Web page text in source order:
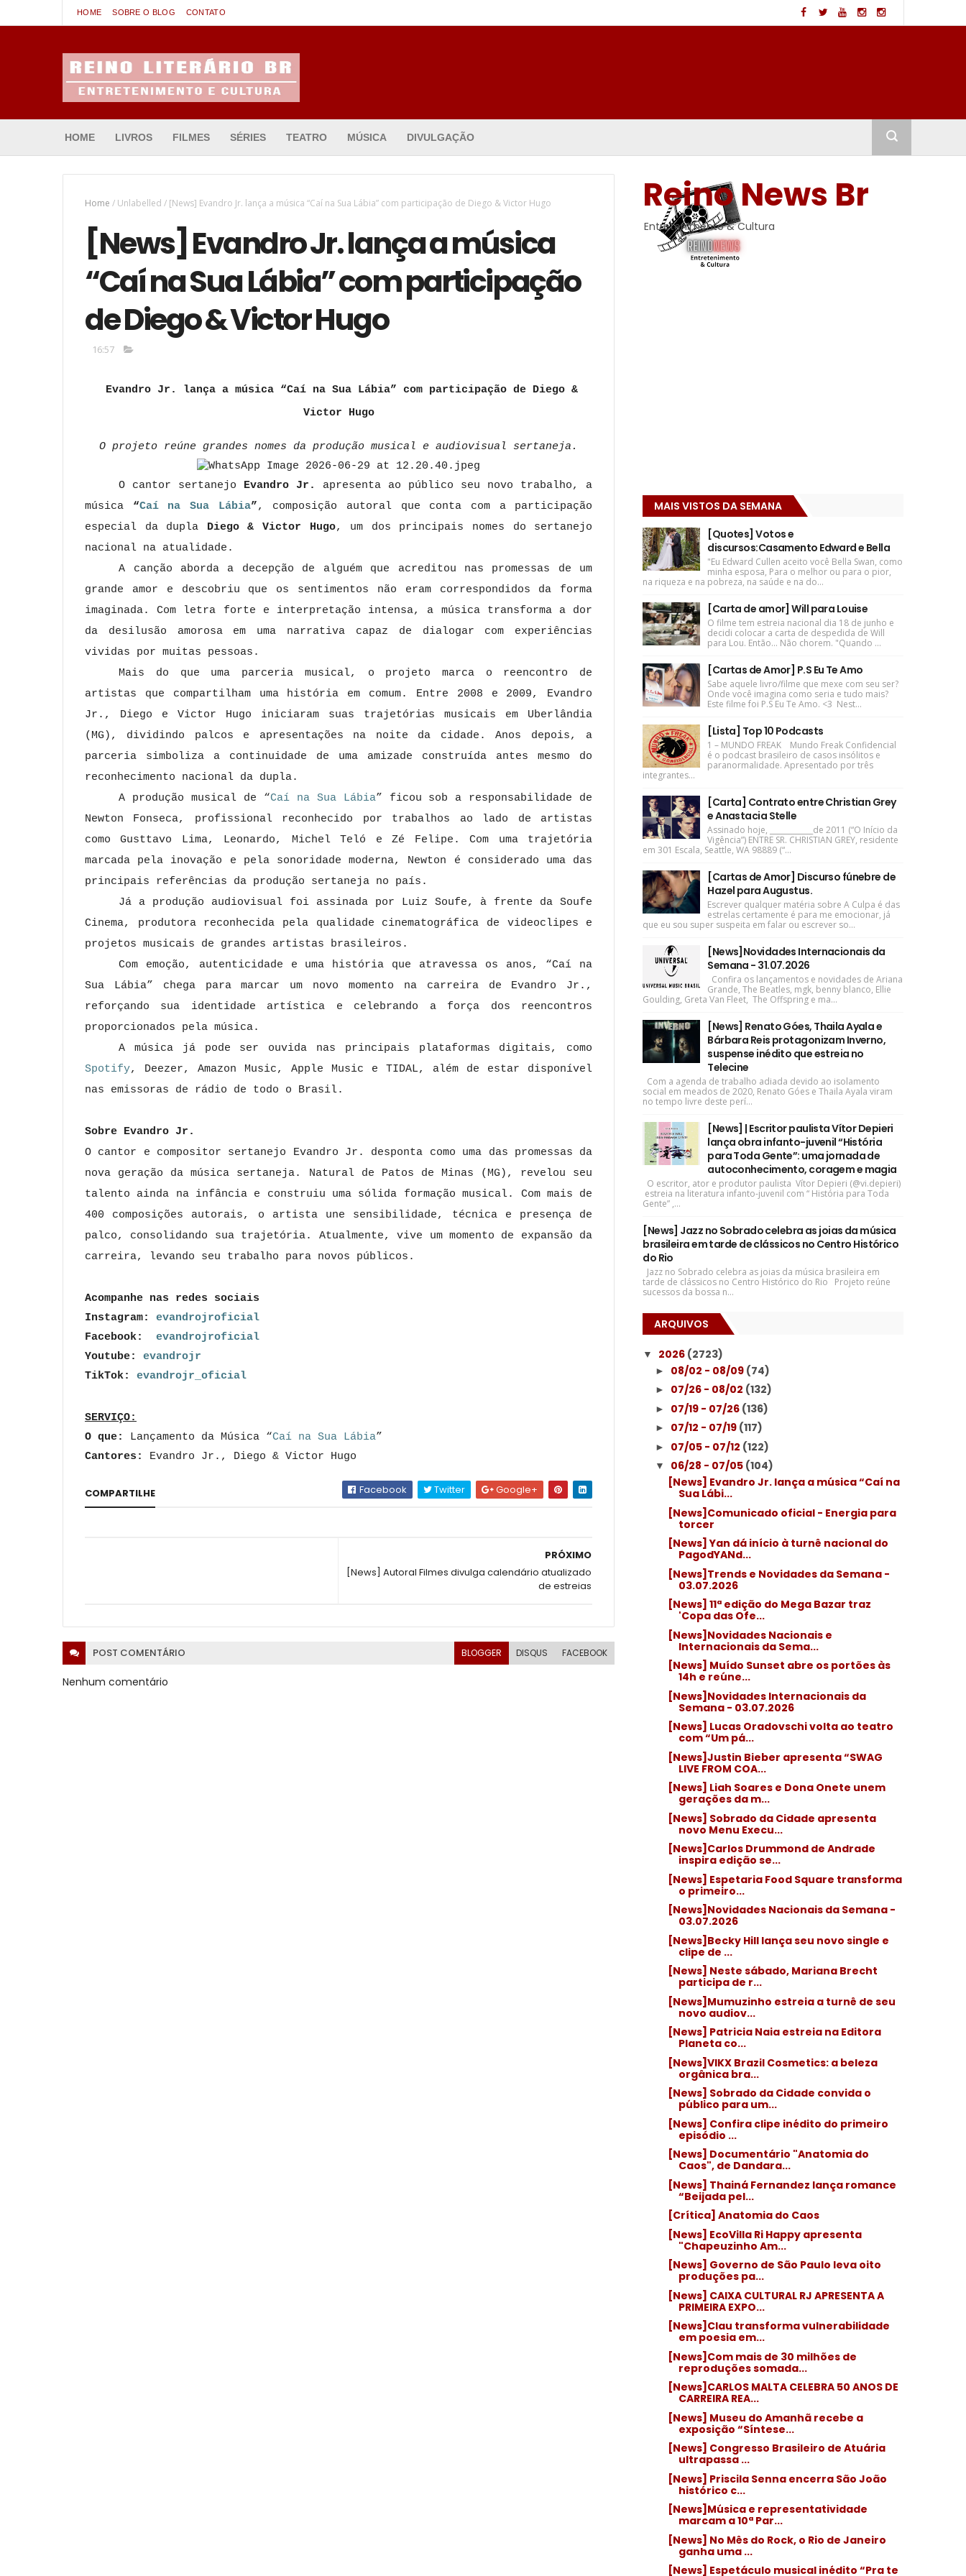
HOME SOBRE O BLOG CONTATO
HOME LIVROS FILMES SÉRIES TEATRO MÚSICA DIVULGAÇÃO
Home / Unlabelled / [News] Evandro Jr. lança a música “Caí na Sua Lábia” com participação de Diego & Victor Hugo
[News] Evandro Jr. lança a música
“Caí na Sua Lábia” com participação
de Diego & Victor Hugo
16:57
Evandro Jr. lança a música “Caí na Sua Lábia” com participação de Diego &
Victor Hugo
O projeto reúne grandes nomes da produção musical e audiovisual sertaneja.
O cantor sertanejo Evandro Jr.
apresenta ao público seu novo trabalho, a
música “Caí na Sua Lábia”, composição autoral que conta com a participação
especial da dupla Diego & Victor Hugo, um dos principais nomes do sertanejo
nacional na atualidade.
A canção aborda a decepção de alguém que acreditou nas promessas de um
grande amor e descobriu que os sentimentos não eram correspondidos da forma
imaginada. Com letra forte e interpretação intensa, a música transforma a dor
da desilusão amorosa em uma narrativa capaz de dialogar com experiências
vividas por muitas pessoas.
Mais do que uma parceria musical, o projeto marca o reencontro de
artistas que compartilham uma história em comum. Entre 2008 e 2009, Evandro
Jr., Diego e Victor Hugo iniciaram suas trajetórias musicais em Uberlândia
(MG), dividindo palcos e apresentações na noite da cidade. Anos depois, a
parceria simboliza a continuidade de uma amizade construída antes mesmo do
reconhecimento nacional da dupla.
A produção musical de “Caí na Sua Lábia” ficou sob a responsabilidade de
Newton Fonseca, profissional reconhecido por trabalhos ao lado de artistas
como Gusttavo Lima, Leonardo, Michel Teló e Zé Felipe. Com uma trajetória
marcada pela inovação e pela sonoridade moderna, Newton é considerado uma das
principais referências da produção sertaneja no país.
Já a produção audiovisual foi assinada por Luiz Soufe, à frente da Soufe
Cinema, produtora reconhecida pela qualidade cinematográfica de videoclipes e
projetos musicais de grandes artistas brasileiros.
Com emoção, autenticidade e uma história que atravessa os anos, “Caí na
Sua Lábia” chega para marcar um novo momento na carreira de Evandro Jr.,
reforçando sua identidade artística e celebrando a força dos reencontros
proporcionados pela música.
A música já pode ser ouvida nas principais plataformas digitais, como
Spotify, Deezer, Amazon Music, Apple Music e TIDAL, além de estar disponível
nas emissoras de rádio de todo o Brasil.
Sobre Evandro Jr.
O cantor e compositor sertanejo Evandro Jr. desponta como uma das promessas da
nova geração da música sertaneja. Natural de Patos de Minas (MG), revelou seu
talento ainda na infância e construiu uma sólida formação musical. Com mais de
400 composições autorais, o artista une sensibilidade, técnica e presença de
palco, consolidando sua trajetória. Atualmente, vive um momento de expansão da
carreira, levando seu trabalho para novos públicos.
Acompanhe nas redes sociais
Instagram: evandrojroficial
Facebook: evandrojroficial
Youtube: evandrojr
TikTok: evandrojr_oficial
SERVIÇO:
O que: Lançamento da Música “Caí na Sua Lábia”
Cantores:
Evandro Jr., Diego & Victor Hugo
COMPARTILHE Facebook Twitter Google+
PRÓXIMO
[News] Autoral Filmes divulga calendário atualizado
de estreias
POST COMENTÁRIO BLOGGER DISQUS FACEBOOK
Nenhum comentário
Reino News Br
Entretenimento & Cultura
MAIS VISTOS DA SEMANA
[Quotes] Votos e
discursos:Casamento Edward e Bella
"Eu Edward Cullen aceito você Bella Swan, como
minha esposa, Para o melhor ou para o pior,
na riqueza e na pobreza, na saúde e na do...
[Carta de amor] Will para Louise
O filme tem estreia nacional dia 18 de junho e
decidi colocar a carta de despedida de Will
para Lou. Então... Não chorem. "Quando ...
[Cartas de Amor] P.S Eu Te Amo
Sabe aquele livro/filme que mexe com seu ser?
Onde você imagina como seria e tudo mais?
Este filme foi P.S Eu Te Amo. <3 Nest...
[Lista] Top 10 Podcasts
1 – MUNDO FREAK Mundo Freak Confidencial
é o podcast brasileiro de casos insólitos e
paranormalidade. Apresentado por três
integrantes...
[Carta] Contrato entre Christian Grey
e Anastacia Stelle
Assinado hoje, ____________de 2011 (“O Início da
Vigência”) ENTRE SR. CHRISTIAN GREY, residente
em 301 Escala, Seattle, WA 98889 (“...
[Cartas de Amor] Discurso fúnebre de
Hazel para Augustus.
Escrever qualquer matéria sobre A Culpa é das
estrelas certamente é para me emocionar, já
que eu sou super suspeita em falar ou escrever so...
[News]Novidades Internacionais da
Semana - 31.07.2026
Confira os lançamentos e novidades de Ariana
Grande, The Beatles, mgk, benny blanco, Ellie
Goulding, Greta Van Fleet, The Offspring e ma...
[News] Renato Góes, Thaila Ayala e
Bárbara Reis protagonizam Inverno,
suspense inédito que estreia no
Telecine
Com a agenda de trabalho adiada devido ao isolamento
social em meados de 2020, Renato Góes e Thaila Ayala viram
no tempo livre deste perí...
[News] | Escritor paulista Vítor Depieri
lança obra infanto-juvenil “História
para Toda Gente”: uma jornada de
autoconhecimento, coragem e magia
O escritor, ator e produtor paulista Vítor Depieri (@vi.depieri)
estreia na literatura infanto-juvenil com “ História para Toda
Gente” ,...
[News] Jazz no Sobrado celebra as joias da música
brasileira em tarde de clássicos no Centro Histórico
do Rio
Jazz no Sobrado celebra as joias da música brasileira em
tarde de clássicos no Centro Histórico do Rio Projeto reúne
sucessos da bossa n...
ARQUIVOS
▼ 2026 (2723)
► 08/02 - 08/09 (74)
► 07/26 - 08/02 (132)
► 07/19 - 07/26 (136)
► 07/12 - 07/19 (117)
► 07/05 - 07/12 (122)
▼ 06/28 - 07/05 (104)
[News] Evandro Jr. lança a música “Caí na
Sua Lábi...
[News]Comunicado oficial - Energia para
torcer
[News] Yan dá início à turnê nacional do
PagodYANd...
[News]Trends e Novidades da Semana -
03.07.2026
[News] 11ª edição do Mega Bazar traz
'Copa das Ofe...
[News]Novidades Nacionais e
Internacionais da Sema...
[News] Muído Sunset abre os portões às
14h e reúne...
[News]Novidades Internacionais da
Semana - 03.07.2026
[News] Lucas Oradovschi volta ao teatro
com “Um pá...
[News]Justin Bieber apresenta “SWAG
LIVE FROM COA...
[News] Liah Soares e Dona Onete unem
gerações da m...
[News] Sobrado da Cidade apresenta
novo Menu Execu...
[News]Carlos Drummond de Andrade
inspira edição se...
[News] Espetaria Food Square transforma
o primeiro...
[News]Novidades Nacionais da Semana -
03.07.2026
[News]Becky Hill lança seu novo single e
clipe de ...
[News] Neste sábado, Mariana Brecht
participa de r...
[News]Mumuzinho estreia a turnê de seu
novo audiov...
[News] Patricia Naia estreia na Editora
Planeta co...
[News]VIKX Brazil Cosmetics: a beleza
orgânica bra...
[News] Sobrado da Cidade convida o
público para um...
[News] Confira clipe inédito do primeiro
episódio ...
[News] Documentário "Anatomia do
Caos", de Dandara...
[News] Thainá Fernandez lança romance
“Beijada pel...
[Crítica] Anatomia do Caos
[News] EcoVilla Ri Happy apresenta
"Chapeuzinho Am...
[News] Governo de São Paulo leva oito
produções pa...
[News] CAIXA CULTURAL RJ APRESENTA A
PRIMEIRA EXPO...
[News]Clau transforma vulnerabilidade
em poesia em...
[News]Com mais de 30 milhões de
reproduções somada...
[News]CARLOS MALTA CELEBRA 50 ANOS DE
CARREIRA REA...
[News] Museu do Amanhã recebe a
exposição “Síntese...
[News] Congresso Brasileiro de Atuária
ultrapassa ...
[News] Priscila Senna encerra São João
histórico c...
[News]Música e representatividade
marcam a 10ª Par...
[News] No Mês do Rock, o Rio de Janeiro
ganha uma ...
[News] Espetáculo musical inédito “Pra te